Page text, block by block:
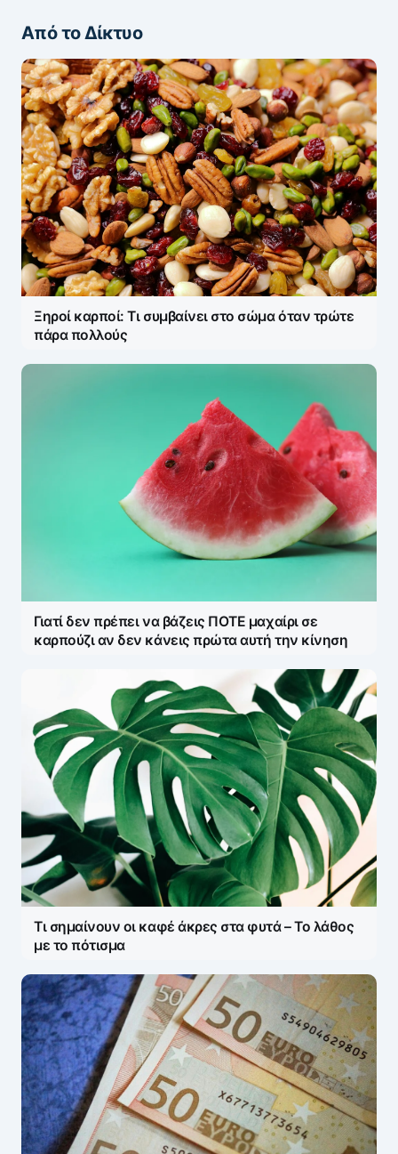
ΖΩΝΤΑΝΆ ΣΧΌΛΙΑ
Πάρτε μέρος στη συζήτηση — το σχόλιό σας
ελέγχεται άμεσα από AI (Ελληνικά & Αγγλικά).
ΠΡΟΣΤΑΣΊΑ AI
Η ηλ. διεύθυνση σας δεν δημοσιεύεται. Τα
υποχρεωτικά πεδία σημειώνονται με*
Message*
Save my name and e-mail in this browser for the
next time I comment.
Από το Δίκτυο
Ξηροί καρποί: Τι συμβαίνει στο σώμα όταν τρώτε
πάρα πολλούς
Γιατί δεν πρέπει να βάζεις ΠΟΤΕ μαχαίρι σε
καρπούζι αν δεν κάνεις πρώτα αυτή την κίνηση
Τι σημαίνουν οι καφέ άκρες στα φυτά – Το λάθος
με το πότισμα